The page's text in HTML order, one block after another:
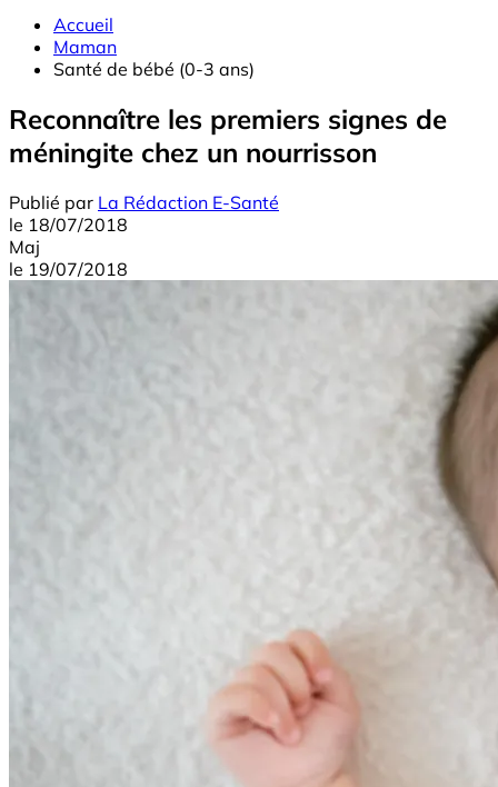
Accueil
Maman
Santé de bébé (0-3 ans)
Reconnaître les premiers signes de
méningite chez un nourrisson
Publié par La Rédaction E-Santé
le 18/07/2018
Maj
le 19/07/2018